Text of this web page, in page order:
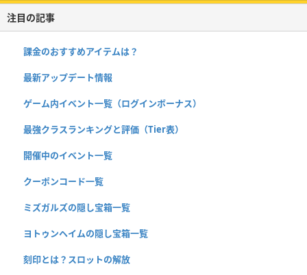
注目の記事
課金のおすすめアイテムは？
最新アップデート情報
ゲーム内イベント一覧（ログインボーナス）
最強クラスランキングと評価（Tier表）
開催中のイベント一覧
クーポンコード一覧
ミズガルズの隠し宝箱一覧
ヨトゥンヘイムの隠し宝箱一覧
刻印とは？スロットの解放